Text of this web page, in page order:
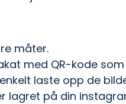
måter.
med QR-kode
laste opp de
lagret på din